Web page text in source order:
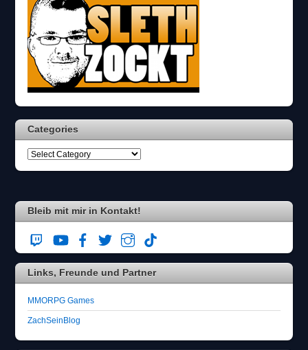
n
n
ä
h
l
n
i
t
e
d
a
s
l
g
Categories
Bleib mit mir in Kontakt!
Links, Freunde und Partner
MMORPG Games
ZachSeinBlog